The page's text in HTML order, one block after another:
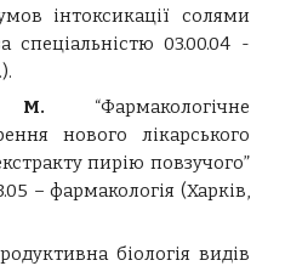
інтоксикації солями
спеціальністю 03.00.04 -
М. “Фармакологічне
нового лікарського
пирію повзучого”
– фармакологія (Харків,
біологія видів